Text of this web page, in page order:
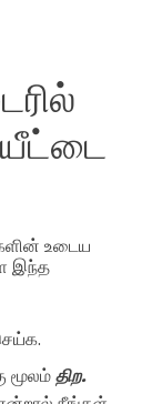
உடைய
இந்த
மூலம்திற.